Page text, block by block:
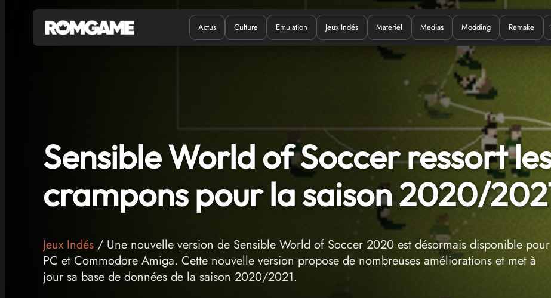
Quand ? Où ? Quoi ?
Actus Culture Emulation Jeux Indés Materiel Medias Modding Remake
Sensible World of Soccer ressort
crampons pour la saison 2020/
Jeux Indés / Une nouvelle version de Sensible World of Soccer 2020 est désormais disponible pour
PC et Commodore Amiga. Cette nouvelle version propose de nombreuses améliorations et met à
jour sa base de données de la saison 2020/2021.